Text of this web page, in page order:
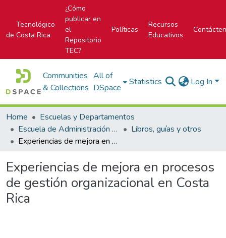
Tecnológico
de Costa Rica
¿Cómo
publicar en
el
Repositorio
TEC?
Políticas
Recursos
Educativos
Communities
& Collections
All of
DSpace
Statistics Log In
Home
Escuelas y Departamentos
Escuela de Administración de Empresas
Libros, guías y otros
Experiencias de mejora en procesos de gestión organizacional en Costa Rica
Experiencias de mejora en procesos
de gestión organizacional en Costa
Rica